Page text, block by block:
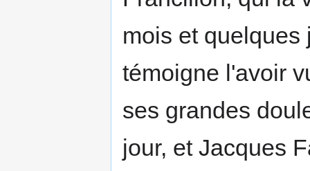
mois et
témoigne l'avoir
ses grandes
jour, et Jacques